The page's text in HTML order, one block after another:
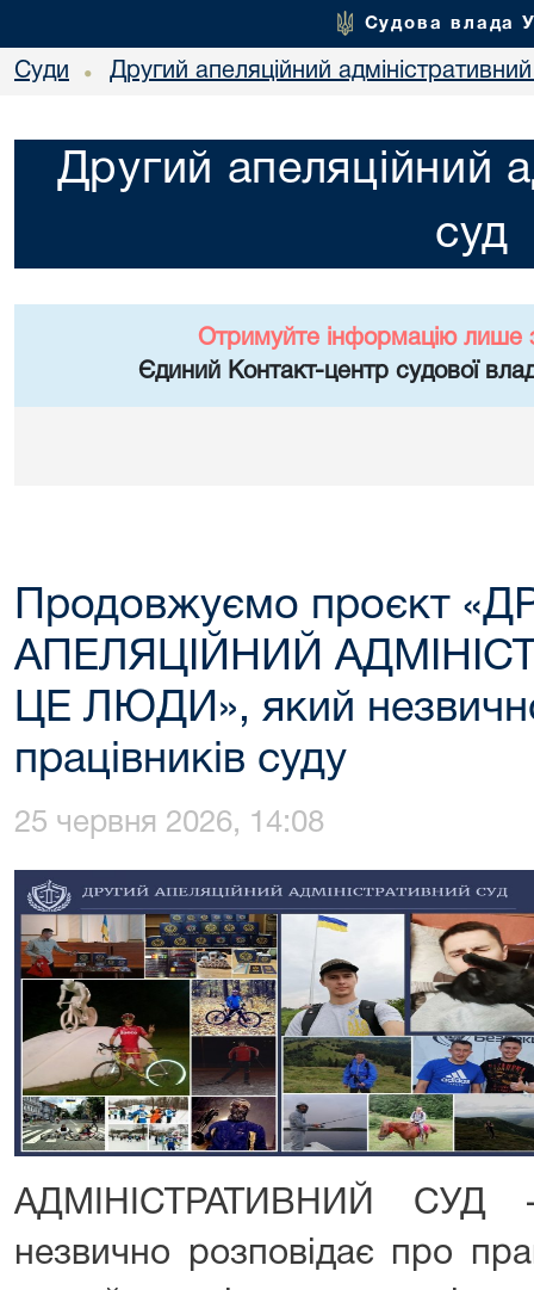
Судова влада
Суди • Другий апеляційний
Другий апеляційний
суд
Отримуйте інформацію лише
Єдиний Контакт-центр судової
Продовжуємо проєкт
АПЕЛЯЦІЙНИЙ
ЦЕ ЛЮДИ», який
працівників суду
25 червня 2026, 14:08
АДМІНІСТРАТИВНИЙ
незвично розповідає про